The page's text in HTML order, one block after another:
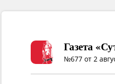
Газета
№677 от 2